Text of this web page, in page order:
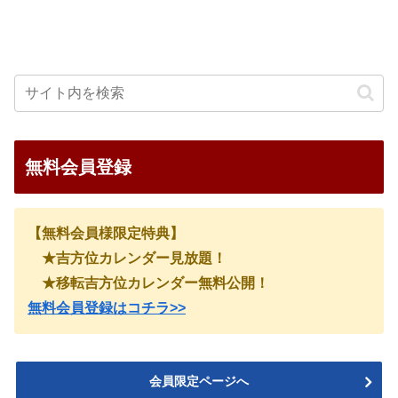
無料会員登録
【無料会員様限定特典】
★吉方位カレンダー見放題！
★移転吉方位カレンダー無料公開！
無料会員登録はコチラ>>
会員限定ページへ